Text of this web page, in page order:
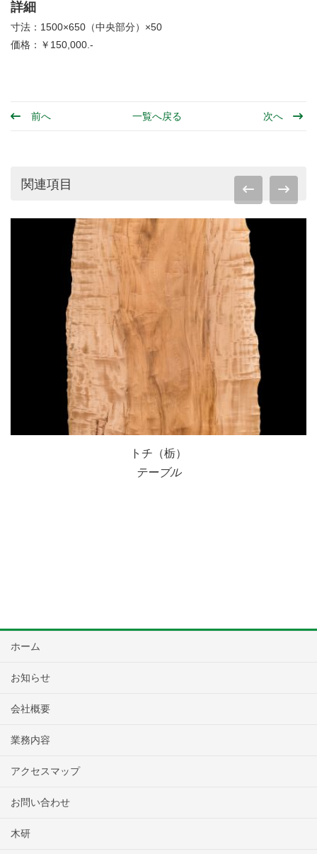
詳細
寸法：1500×650（中央部分）×50
価格：￥150,000.-
前へ 一覧へ戻る 次へ
関連項目
トチ（栃）
テーブル
ホーム
お知らせ
会社概要
業務内容
アクセスマップ
お問い合わせ
木研